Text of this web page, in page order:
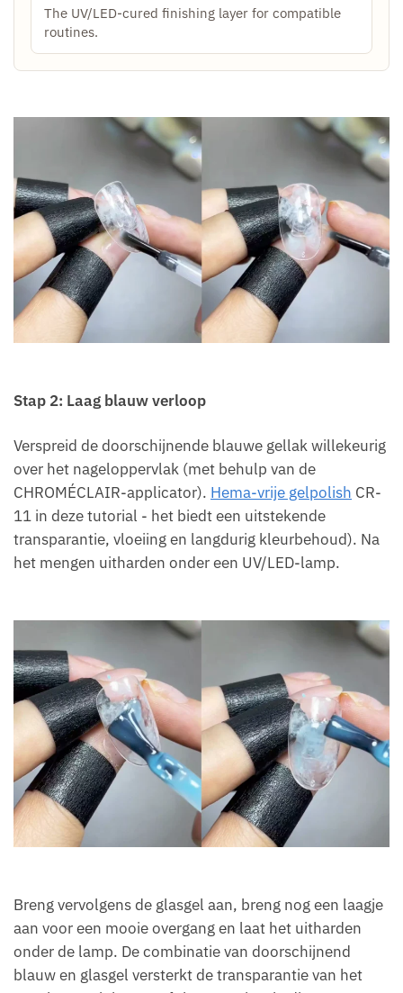
The UV/LED-cured finishing layer for compatible
routines.
Stap 2: Laag blauw verloop
Verspreid de doorschijnende blauwe gellak willekeurig
over het nageloppervlak (met behulp van de
CHROMÉCLAIR-applicator). Hema-vrije gelpolish CR-
11 in deze tutorial - het biedt een uitstekende
transparantie, vloeiing en langdurig kleurbehoud). Na
het mengen uitharden onder een UV/LED-lamp.
Breng vervolgens de glasgel aan, breng nog een laagje
aan voor een mooie overgang en laat het uitharden
onder de lamp. De combinatie van doorschijnend
blauw en glasgel versterkt de transparantie van het